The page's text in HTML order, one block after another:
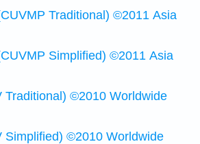
Traditional) ©2011 Asia
Simplified) ©2011 Asia
Traditional) ©2010 Worldwide
Simplified) ©2010 Worldwide